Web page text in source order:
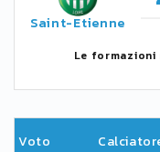
Saint-Etienne
Le
Voto